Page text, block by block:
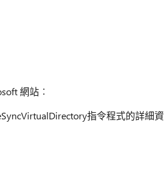
網站︰
指令程式的詳細資